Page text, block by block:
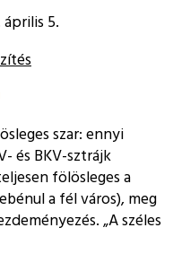
5.
szar: ennyi
és BKV-sztrájk
fölösleges a
a fél város), meg
A széles